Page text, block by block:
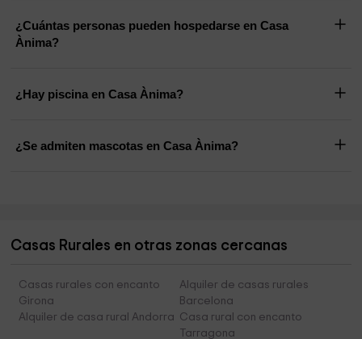
¿Cuántas personas pueden hospedarse en Casa
Ànima?
¿Hay piscina en Casa Ànima?
¿Se admiten mascotas en Casa Ànima?
Casas Rurales en otras zonas cercanas
Casas rurales con encanto
Girona
Alquiler de casas rurales
Barcelona
Alquiler de casa rural Andorra Casa rural con encanto
Tarragona